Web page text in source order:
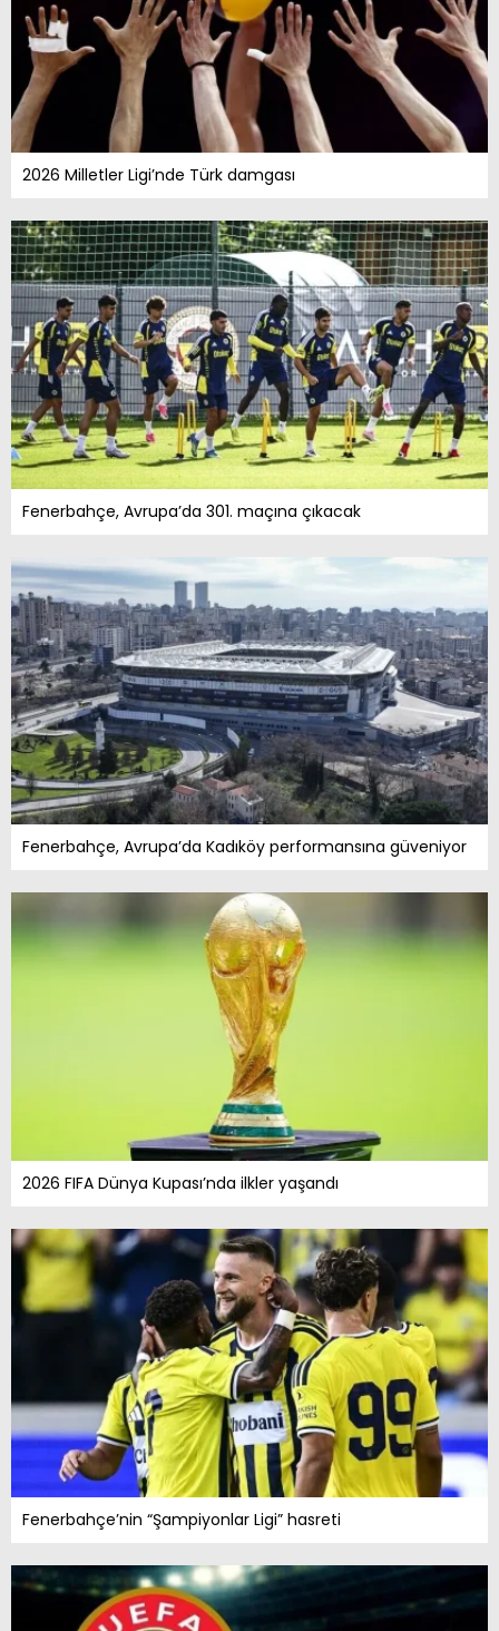
2026 Milletler Ligi’nde Türk damgası
Fenerbahçe, Avrupa’da 301. maçına çıkacak
Fenerbahçe, Avrupa’da Kadıköy performansına güveniyor
2026 FIFA Dünya Kupası’nda ilkler yaşandı
Fenerbahçe’nin “Şampiyonlar Ligi” hasreti